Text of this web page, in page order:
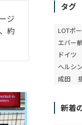
ジ
約
タグ
LOTポ
エバー
ドイツ
ヘルシ
成田
新着